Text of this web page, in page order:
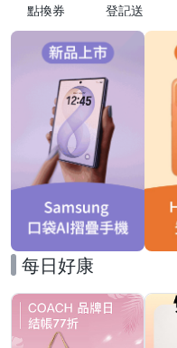
點換券 登記送
每日好康